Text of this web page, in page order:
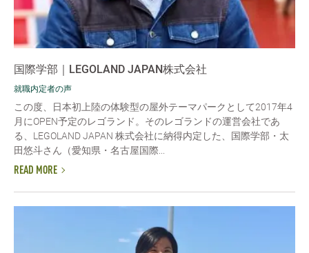
国際学部｜LEGOLAND JAPAN株式会社
就職内定者の声
この度、日本初上陸の体験型の屋外テーマパークとして2017年4
月にOPEN予定のレゴランド。そのレゴランドの運営会社であ
る、LEGOLAND JAPAN 株式会社に納得内定した、国際学部・太
田悠斗さん（愛知県・名古屋国際...
READ MORE